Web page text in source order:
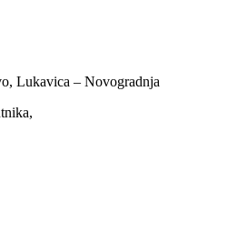
Lukavica – Novogradnja